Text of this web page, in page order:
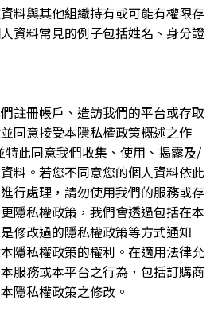
料與其他組織持有或可能有權限存
資料常見的例子包括姓名、身分證
註冊帳戶、造訪我們的平台或存取
同意接受本隱私權政策概述之作
此同意我們收集、使用、揭露及/
料。若您不同意您的個人資料依此
行處理，請勿使用我們的服務或存
隱私權政策，我們會透過包括在本
修改過的隱私權政策等方式通知
隱私權政策的權利。在適用法律允
服務或本平台之行為，包括訂購商
隱私權政策之修改。